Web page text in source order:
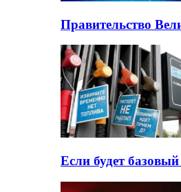
Правительство
Если будет